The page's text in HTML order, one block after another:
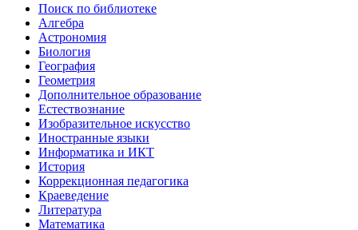
Поиск по библиотеке
Алгебра
Астрономия
Биология
География
Геометрия
Дополнительное образование
Естествознание
Изобразительное искусство
Иностранные языки
Информатика и ИКТ
История
Коррекционная педагогика
Краеведение
Литература
Математика